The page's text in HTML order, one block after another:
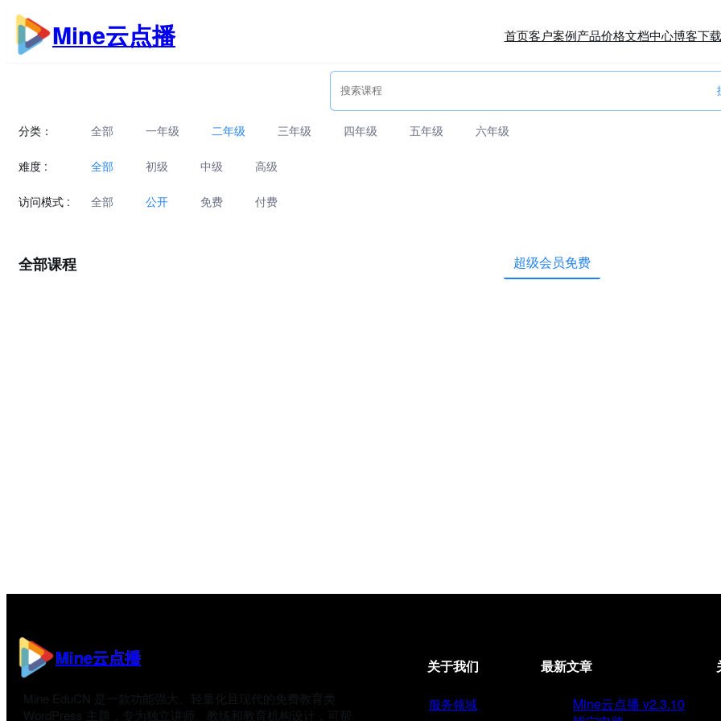
跳
至
内
Mine云点播 首页客户案例产品价格文档中心博客下载
分类： 全部 一年级 二年级 三年级 四年级 五年级 六年级
难度 : 全部 初级 中级 高级
访问模式 : 全部 公开 免费 付费
全部课程 超级会员免费
Mine云点播
Mine EduCN 是一款功能强大、轻量化且现代的免费教育类
WordPress 主题，专为独立讲师、教练和教育机构设计，可帮
关于我们
服务领域
最新文章
Mine云点播 v2.3.10